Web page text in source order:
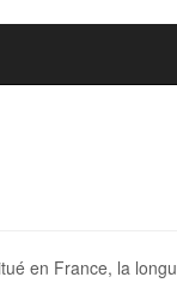
en France, la